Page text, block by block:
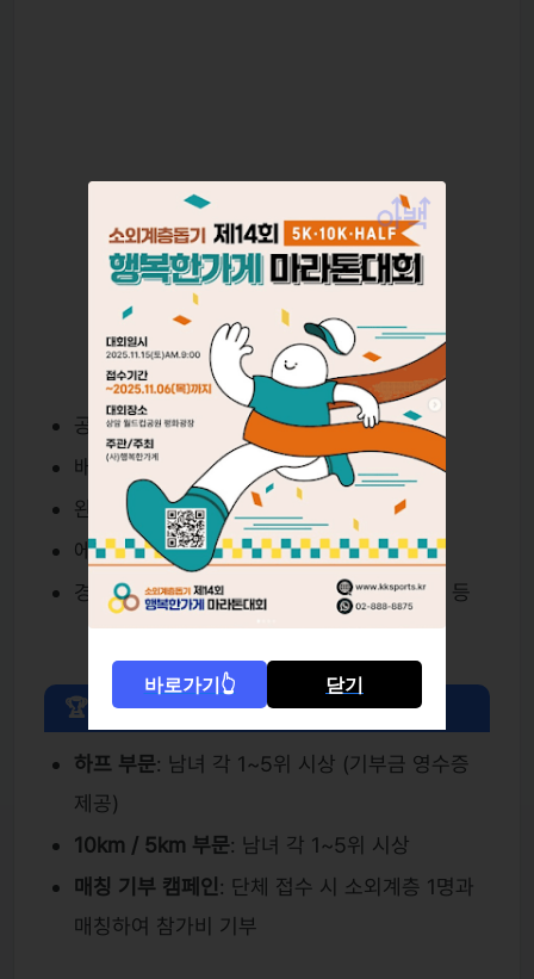
공식 티셔츠 & 반다나
배번호 & 기록칩 (5km 포함 전 종목)
완주 메달 (대회 전용 디자인)
에너지젤, 간식
경품: 마라톤 백팩, 프로틴밀, 이브자리 이불 등
🏆 시상 및 혜택
하프 부문: 남녀 각 1~5위 시상 (기부금 영수증
제공)
10km / 5km 부문: 남녀 각 1~5위 시상
매칭 기부 캠페인: 단체 접수 시 소외계층 1명과
매칭하여 참가비 기부
바로가기👆 닫기